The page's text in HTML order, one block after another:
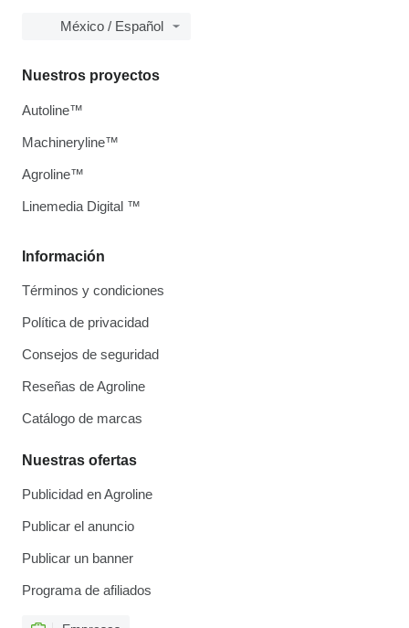
México / Español
Información
Términos y condiciones
Política de privacidad
Consejos de seguridad
Reseñas de Agroline
Catálogo de marcas
Nuestras ofertas
Publicidad en Agroline
Publicar el anuncio
Publicar un banner
Programa de afiliados
Nuestros proyectos
Autoline™
Machineryline™
Agroline™
Linemedia Digital ™